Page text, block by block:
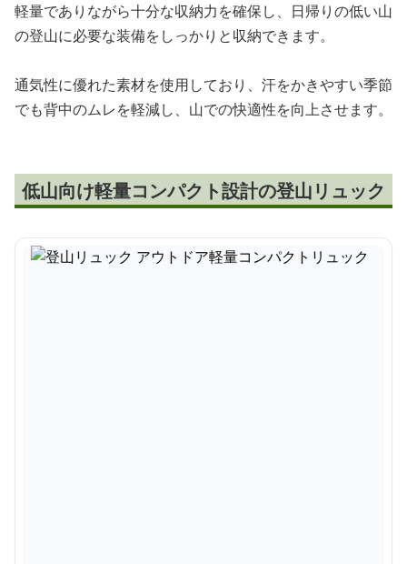
軽量でありながら十分な収納力を確保し、日帰りの低い山
の登山に必要な装備をしっかりと収納できます。
通気性に優れた素材を使用しており、汗をかきやすい季節
でも背中のムレを軽減し、山での快適性を向上させます。
低山向け軽量コンパクト設計の登山リュック